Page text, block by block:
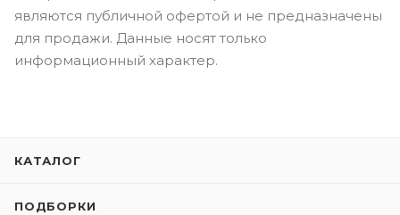
являются публичной офертой и не предназначены
для продажи. Данные носят только
информационный характер.
КАТАЛОГ
ПОДБОРКИ